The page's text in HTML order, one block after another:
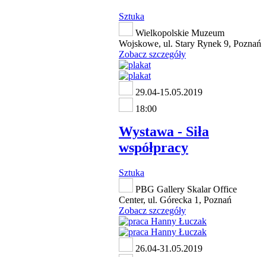
Sztuka
Wielkopolskie Muzeum
Wojskowe, ul. Stary Rynek 9, Poznań
Zobacz szczegóły
29.04-15.05.2019
18:00
Wystawa - Siła
współpracy
Sztuka
PBG Gallery Skalar Office
Center, ul. Górecka 1, Poznań
Zobacz szczegóły
26.04-31.05.2019